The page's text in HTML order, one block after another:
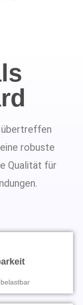
übertreffen
robuste
Qualität für